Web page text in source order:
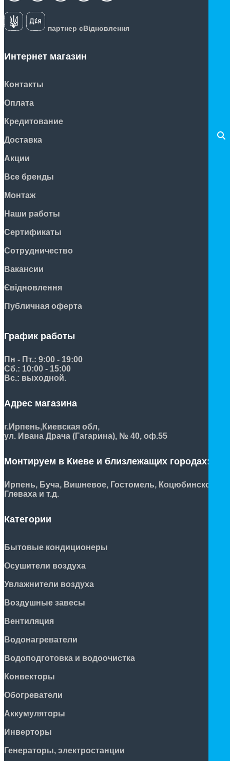
партнер єВідновлення
Интернет магазин
Контакты
Оплата
Кредитование
Доставка
Акции
Все бренды
Монтаж
Наши работы
Сертификаты
Сотрудничество
Вакансии
Євідновлення
Публичная оферта
График работы
Пн - Пт.: 9:00 - 19:00
Сб.: 10:00 - 15:00
Вс.: выходной.
Адрес магазина
г.Ирпень,Киевская обл,
ул. Ивана Драча (Гагарина), № 40, оф.55
Монтируем в Киеве и близлежащих городах:
Ирпень, Буча, Вишневое, Гостомель, Коцюбинское,
Глеваха и т.д.
Категории
Бытовые кондиционеры
Осушители воздуха
Увлажнители воздуха
Воздушные завесы
Вентиляция
Водонагреватели
Водоподготовка и водоочистка
Конвекторы
Обогреватели
Аккумуляторы
Инверторы
Генераторы, электростанции